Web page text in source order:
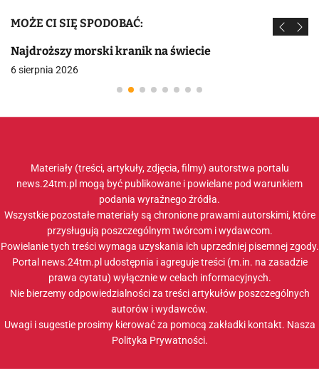
MOŻE CI SIĘ SPODOBAĆ:
Najdroższy morski kranik na świecie
6 sierpnia 2026
Materiały (treści, artykuły, zdjęcia, filmy) autorstwa portalu
news.24tm.pl mogą być publikowane i powielane pod warunkiem
podania wyraźnego źródła.
Wszystkie pozostałe materiały są chronione prawami autorskimi, które
przysługują poszczególnym twórcom i wydawcom.
Powielanie tych treści wymaga uzyskania ich uprzedniej pisemnej zgody.
Portal news.24tm.pl udostępnia i agreguje treści (m.in. na zasadzie
prawa cytatu) wyłącznie w celach informacyjnych.
Nie bierzemy odpowiedzialności za treści artykułów poszczególnych
autorów i wydawców.
Uwagi i sugestie prosimy kierować za pomocą zakładki kontakt. Nasza
Polityka Prywatności.